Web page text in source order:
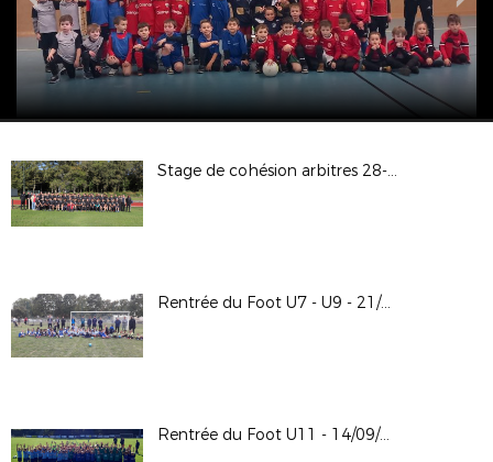
Stage de cohésion arbitres 28-09-2024 au CREPS de Boivre
Rentrée du Foot U7 - U9 - 21/09/2024
Rentrée du Foot U11 - 14/09/2024